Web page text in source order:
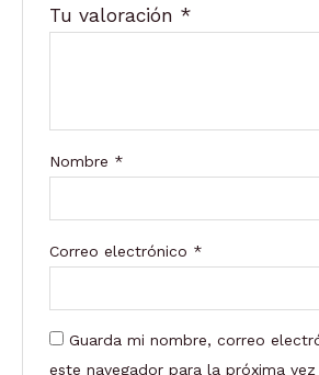
Tu valoración *
Nombre *
Correo electrónico *
Guarda mi nombre, correo
este navegador para la próxima